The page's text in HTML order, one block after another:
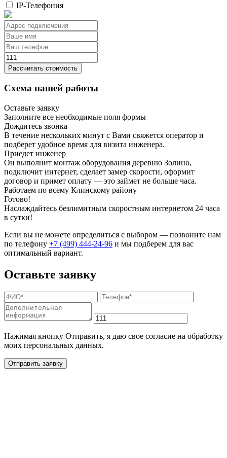
IP-Телефония
Рассчитать стоимость
Схема нашей работы
Оставьте заявку
Заполните все необходимые поля формы
Дождитесь звонка
В течение нескольких минут с Вами свяжется оператор и
подберет удобное время для визита инженера.
Приедет инженер
Он выполнит монтаж оборудования деревню Золино,
подключит интернет, сделает замер скорости, оформит
договор и примет оплату — это займет не больше часа.
Работаем по всему Клинскому району
Готово!
Наслаждайтесь безлимитным скоростным интернетом 24 часа
в сутки!
Если вы не можете определиться с выбором — позвоните нам
по телефону +7 (499) 444-24-96 и мы подберем для вас
оптимальный вариант.
Оставьте заявку
Нажимая кнопку Отправить, я даю свое согласие на обработку
моих персональных данных.
Отправить заявку